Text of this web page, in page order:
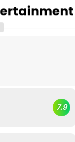
7.9